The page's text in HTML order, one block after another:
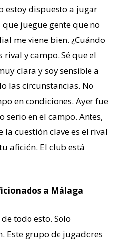
estoy dispuesto a jugar
juegue gente que no
me viene bien. ¿Cuándo
rival y campo. Sé que el
clara y soy sensible a
las circunstancias. No
en condiciones. Ayer fue
en el campo. Antes,
la cuestión clave es el rival
afición. El club está
a Málaga
todo esto. Solo
Este grupo de jugadores